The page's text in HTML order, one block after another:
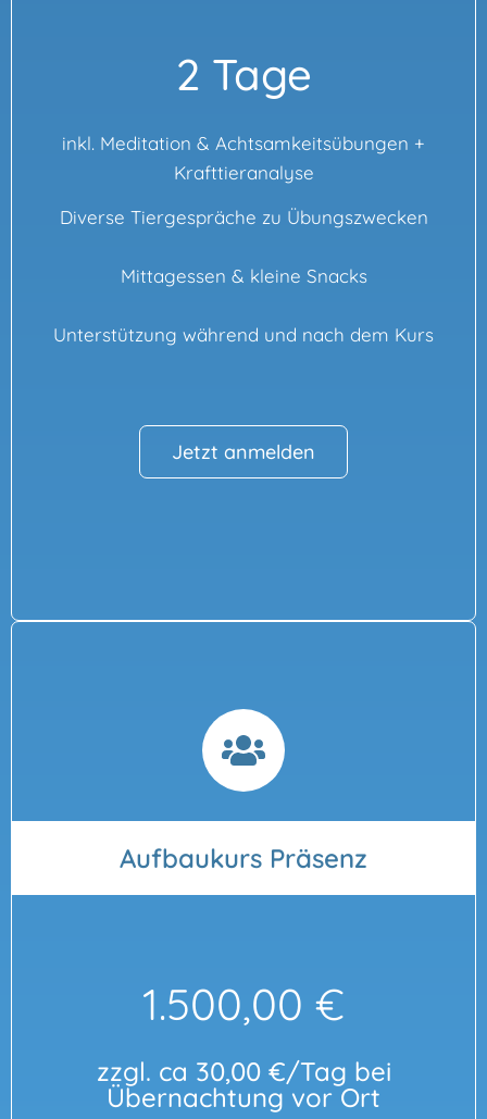
2 Tage
inkl. Meditation & Achtsamkeitsübungen +
Krafttieranalyse
Diverse Tiergespräche zu Übungszwecken
Mittagessen & kleine Snacks
Unterstützung während und nach dem Kurs
Jetzt anmelden
Aufbaukurs Präsenz
1.500,00 €
zzgl. ca 30,00 €/Tag bei
Übernachtung vor Ort